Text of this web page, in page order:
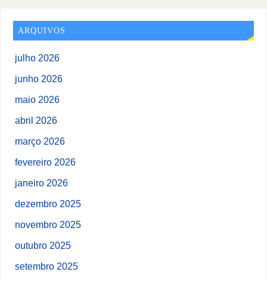
ARQUIVOS
julho 2026
junho 2026
maio 2026
abril 2026
março 2026
fevereiro 2026
janeiro 2026
dezembro 2025
novembro 2025
outubro 2025
setembro 2025